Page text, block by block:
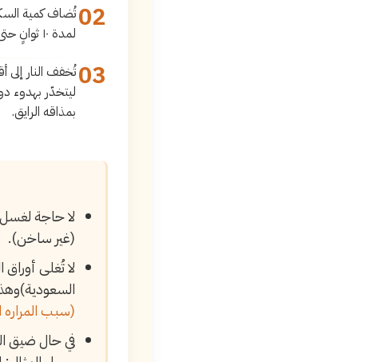
02تُضاف كمية
لمدة ١٠ ثوانٍ حتى يذوب السكر تمامًا في الماء.
03 ليتخدّر بهدوء
بمذاقه الرايق.
لا حاجة
(غير ساخن).
لا تُغلى
(سبب المراره
في حال ضيق